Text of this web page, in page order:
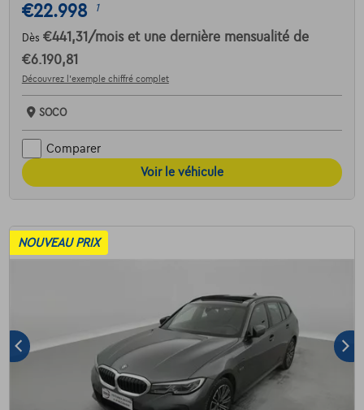
€22.998 1
Dès €441,31 /mois et une dernière mensualité de
€6.190,81
Découvrez l’exemple chiffré complet
SOCO
Comparer
Voir le véhicule
NOUVEAU PRIX